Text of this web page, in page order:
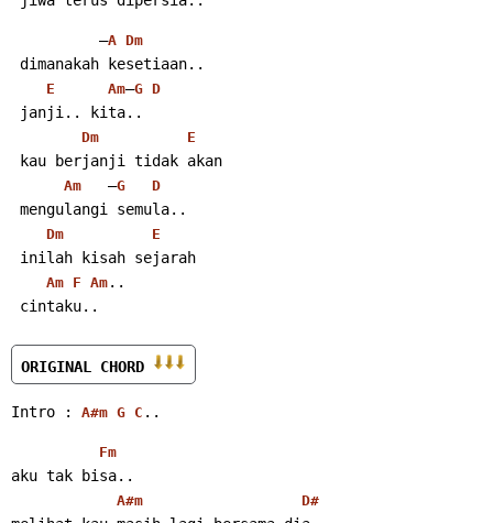
          –
A Dm
dimanakah kesetiaan..
E Am–G D
janji.. kita..
Dm E
kau berjanji tidak akan
Am
   –
G D
mengulangi semula..
Dm E
inilah kisah sejarah
Am F Am ..
cintaku..
ORIGINAL CHORD
Intro : A#m G C ..
Fm
aku tak bisa..
A#m D#